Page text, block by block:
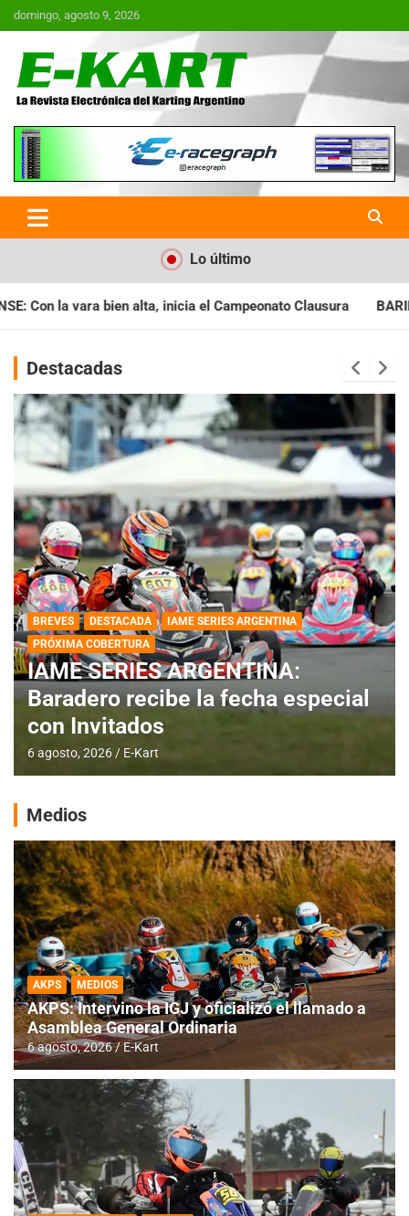
Saltar
al
domingo, agosto 9, 2026
E-Kart.com.ar | La Revista
Electrónica del Karting en
Argentina
Lo último
Campeonato Clausura BARILOCHENSE: Preparan una
Destacadas
BREVES DESTACADA
IAME SERIES ARGENTINA
PRÓXIMA COBERTURA
IAME SERIES ARGENTINA:
Baradero recibe la fecha especial
con Invitados
6 agosto, 2026 E-Kart
Medios
AKPS MEDIOS
AKPS: Intervino la IGJ y oficializó el llamado a
Asamblea General Ordinaria
6 agosto, 2026 E-Kart